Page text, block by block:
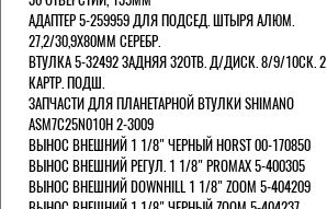
АДАПТЕР 5-259959 ДЛЯ ПОДСЕД. ШТЫРЯ АЛЮМ.
27,2/30,9Х80ММ СЕРЕБР.
ВТУЛКА 5-32492 ЗАДНЯЯ 32ОТВ. Д/ДИСК. 8/9/10СК. 2
КАРТР. ПОДШ.
ЗАПЧАСТИ ДЛЯ ПЛАНЕТАРНОЙ ВТУЛКИ SHIMANO
ASM7C25N010H 2-3009
ВЫНОС ВНЕШНИЙ 1 1/8" ЧЕРНЫЙ HORST 00-170850
ВЫНОС ВНЕШНИЙ РЕГУЛ. 1 1/8" PROMAX 5-400305
ВЫНОС ВНЕШНИЙ DOWNHILL 1 1/8" ZOOM 5-404209